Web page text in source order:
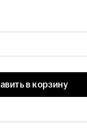
в корзину